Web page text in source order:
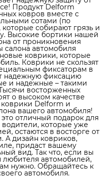
Продукт Delform
ковров вместе с
сотами (по
собирают грязь и
Высокие бортики нашей
от проникновения
салона автомобиля
коврики, которые
Коврики не скользят
фиксаторам в
надежную фиксацию
и надежные – такими
восторженных
о высоком качестве
Delform и
вашего автомобиля!
отличный подарок для
которые уже
остаются в восторге от
А дизайн ковриков,
придаст вашему
вид. Так что, если вы
автомобилей,
нужно. Обращайтесь к
автомобиля.